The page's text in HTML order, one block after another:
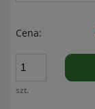
Cena:
szt.